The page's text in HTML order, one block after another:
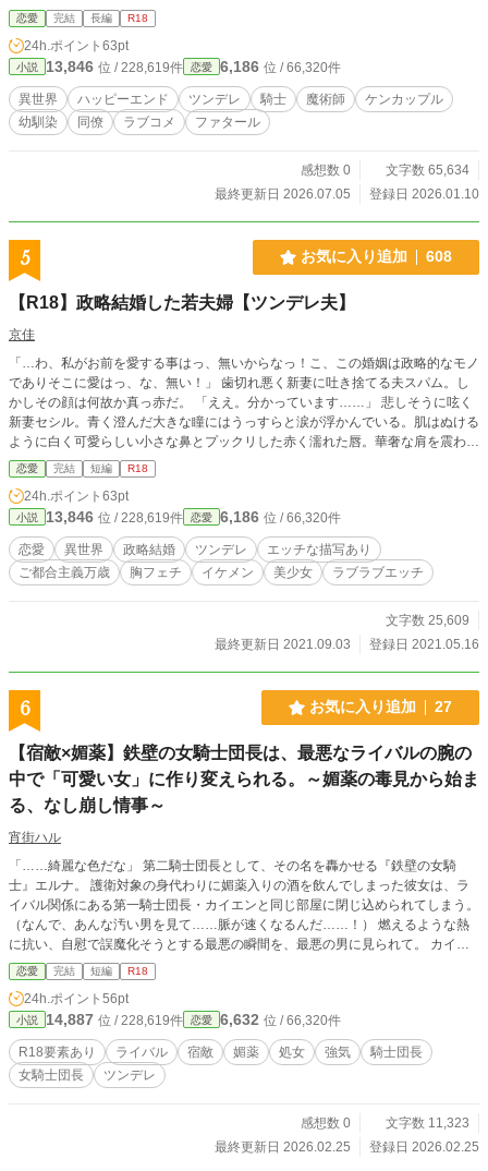
恋愛 完結 長編 R18
24h.ポイント 63pt
小説 13,846 位 / 228,619件 恋愛 6,186 位 / 66,320件
異世界 ハッピーエンド ツンデレ 騎士 魔術師
ケンカップル
幼馴染
同僚 ラブコメ ファタール
感想数 0
文字数 65,634
最終更新日 2026.07.05
登録日 2026.01.10
5 お気に入り追加 608
【R18】政略結婚した若夫婦【ツンデレ夫】
京佳
「…わ、私がお前を愛する事はっ、無いからなっ！こ、この婚姻は政略的なモノ
でありそこに愛はっ、な、無い！」 歯切れ悪く新妻に吐き捨てる夫スパム。し
かしその顔は何故か真っ赤だ。 「ええ。分かっています……」 悲しそうに呟く
新妻セシル。青く澄んだ大きな瞳にはうっすらと涙が浮かんでいる。肌はぬける
ように白く可愛らしい小さな鼻とプックリした赤く濡れた唇。華奢な肩を震わせ
ながら俯くセシルは気づいていないがスパムは……… 新妻に惚れたが素直にな
れずウダウダ言いながらも初夜はしっかりこなすおっぱい大好きドスケベ夫。政
略結婚からの失言→速攻撤回(笑)溺愛執着☆夫が大好きエロ可愛い新妻☆ 基本
ラブラブ 暇さえあればヤッてる夫婦 ゆるゆる設定
恋愛 完結 短編 R18
24h.ポイント 63pt
小説 13,846 位 / 228,619件 恋愛 6,186 位 / 66,320件
恋愛 異世界 政略結婚 ツンデレ
エッチな描写あり
ご都合主義万歳
胸フェチ イケメン 美少女 ラブラブエッチ
文字数 25,609
最終更新日 2021.09.03
登録日 2021.05.16
6 お気に入り追加 27
【宿敵×媚薬】鉄壁の女騎士団長は、最悪なライバルの腕の
中で「可愛い女」に作り変えられる。～媚薬の毒見から始ま
る、なし崩し情事～
宵街ハル
「……綺麗な色だな」 第二騎士団長として、その名を轟かせる『鉄壁の女騎
士』エルナ。 護衛対象の身代わりに媚薬入りの酒を飲んでしまった彼女は、ラ
イバル関係にある第一騎士団長・カイエンと同じ部屋に閉じ込められてしまう。
（なんで、あんな汚い男を見て……脈が速くなるんだ……！） 燃えるような熱
に抗い、自慰で誤魔化そうとする最悪の瞬間を、最悪の男に見られて。 カイエ
ンの大きな手に口を塞がれ、強引に暴かれる秘部。 「どうせやり方もわかんね
ぇんだろ……」 嘲笑うような言葉とは裏腹に、カイエンの指遣いは執拗で、ど
こまでも甘くエルナを追い詰めていく。 嫌いなはずの男に「初めて」を散らさ
れ、騎士団長のプライドは快感の濁流に呑み込まれて――。 ※本作はpixivから
の再録です。 ※サイトの傾向に合わせ、タイトルや内容を一部調整しておりま
す。
恋愛 完結 短編 R18
24h.ポイント 56pt
小説 14,887 位 / 228,619件 恋愛 6,632 位 / 66,320件
R18要素あり ライバル 宿敵 媚薬 処女 強気
騎士団長
女騎士団長
ツンデレ
感想数 0
文字数 11,323
最終更新日 2026.02.25
登録日 2026.02.25